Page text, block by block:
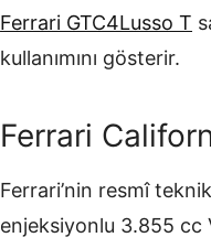
Ferrari GTC4Lusso T
kullanımını gösterir.
Ferrari
Ferrari’nin resmî
enjeksiyonlu 3.855 cc